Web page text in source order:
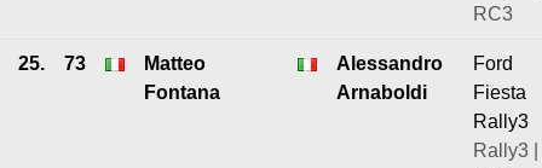
RC3
25. 73
Matteo
Fontana
Alessandro
Arnaboldi
Ford
Fiesta
Rally3
Rally3 |